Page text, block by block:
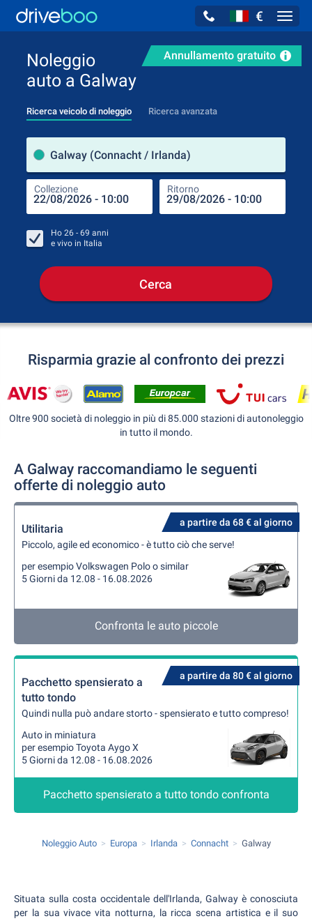
€
Annullamento gratuito
Noleggio
auto a Galway
Ricerca veicolo di noleggio Ricerca avanzata
Galway (Connacht / Irlanda)
Collezione Ritorno
Ho 26 - 69 anni
e vivo in Italia
Cerca
Risparmia grazie al confronto dei prezzi
Oltre 900 società di noleggio in più di 85.000 stazioni di autonoleggio
in tutto il mondo.
A Galway raccomandiamo le seguenti
offerte di noleggio auto
a partire da 68 € al giorno
Utilitaria
Piccolo, agile ed economico - è tutto ciò che serve!
per esempio Volkswagen Polo o similar
5 Giorni da 12.08 - 16.08.2026
Confronta le auto piccole
a partire da 80 € al giorno
Pacchetto spensierato a
tutto tondo
Quindi nulla può andare storto - spensierato e tutto compreso!
Auto in miniatura
per esempio Toyota Aygo X
5 Giorni da 12.08 - 16.08.2026
Pacchetto spensierato a tutto tondo confronta
Noleggio Auto Europa Irlanda Connacht Galway
Situata sulla costa occidentale dell'Irlanda, Galway è conosciuta
per la sua vivace vita notturna, la ricca scena artistica e il suo